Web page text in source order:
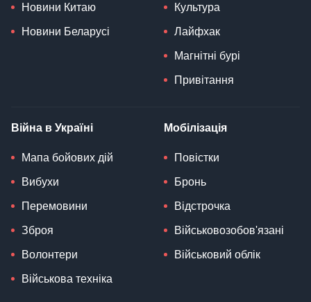
Новини Китаю
Новини Беларусі
Культура
Лайфхак
Магнітні бурі
Привітання
Війна в Україні
Мапа бойових дій
Вибухи
Перемовини
Зброя
Волонтери
Військова техніка
Мобілізація
Повістки
Бронь
Відстрочка
Військовозобов'язані
Військовий облік